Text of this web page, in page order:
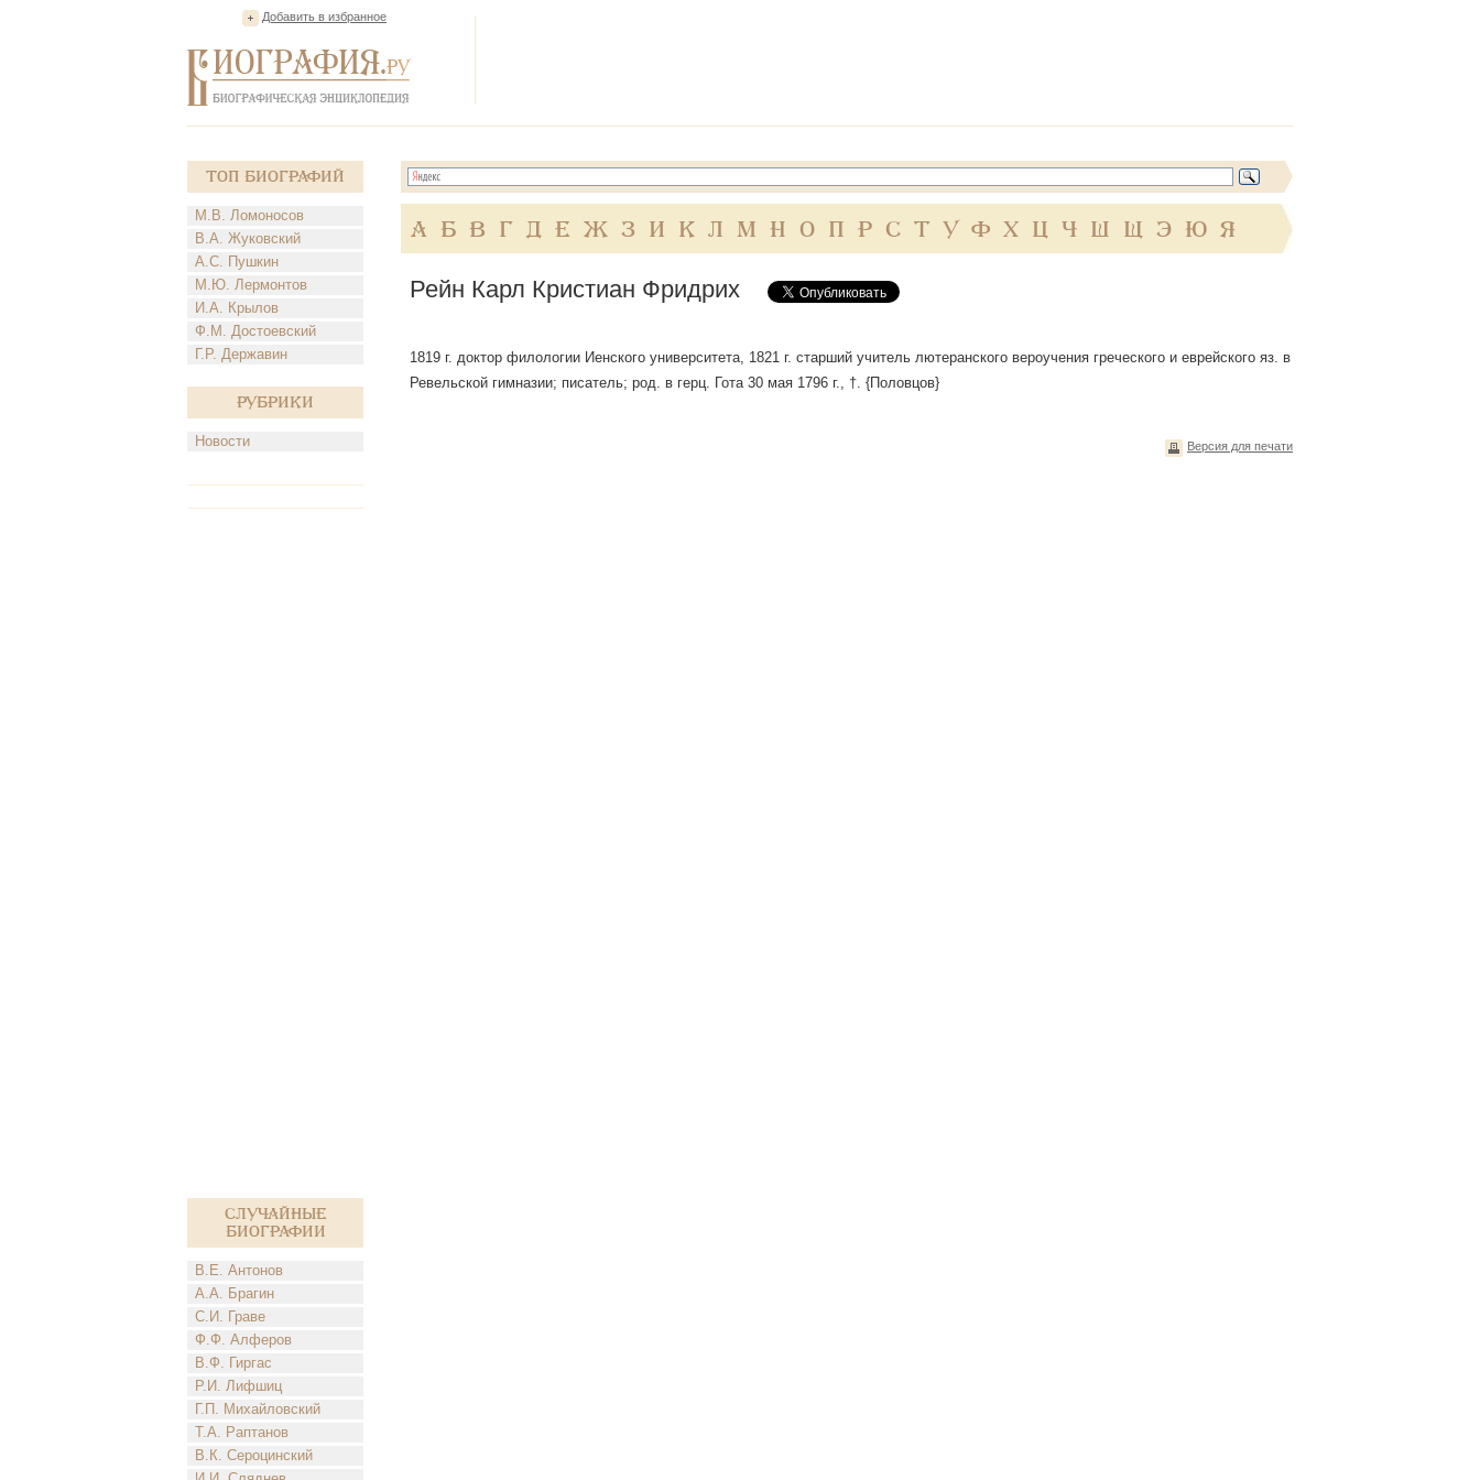
Добавить в избранное
Топ Биографий
М.В. Ломоносов
В.А. Жуковский
А.С. Пушкин
М.Ю. Лермонтов
И.А. Крылов
Ф.М. Достоевский
Г.Р. Державин
Рубрики
Новости
Случайные
биографии
В.Е. Антонов
А.А. Брагин
С.И. Граве
Ф.Ф. Алферов
В.Ф. Гиргас
Р.И. Лифшиц
Г.П. Михайловский
Т.А. Раптанов
В.К. Сероцинский
А Б В Г Д Е Ж З И К Л М Н О П Р С Т У Ф Х Ц Ч Ш Щ Э Ю Я
Рейн Карл Кристиан Фридрих
1819 г. доктор филологии Иенского университета, 1821 г. старший учитель лютеранского вероучения греческого и еврейского яз. в
Ревельской гимназии; писатель; род. в герц. Гота 30 мая 1796 г., †. {Половцов}
Версия для печати